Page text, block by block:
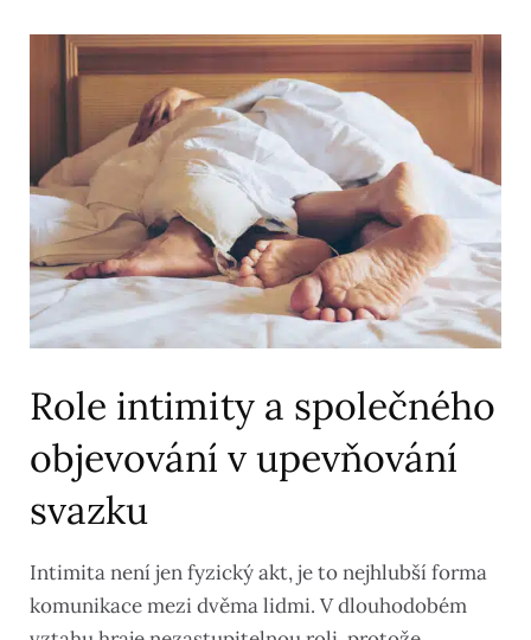
Role intimity a společného
objevování v upevňování
svazku
Intimita není jen fyzický akt, je to nejhlubší forma
komunikace mezi dvěma lidmi. V dlouhodobém